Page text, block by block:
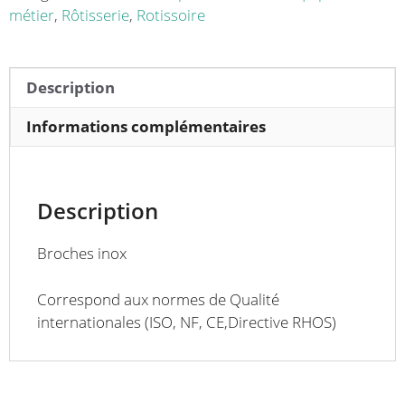
électriques
métier, Rôtisserie, Rotissoire
Description
Informations complémentaires
Description
Broches inox
Correspond aux normes de Qualité
internationales (ISO, NF, CE,Directive RHOS)